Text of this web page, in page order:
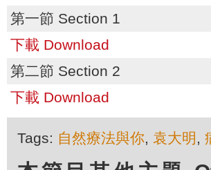
第一節 Section 1
下載 Download
第二節 Section 2
下載 Download
Tags: 自然療法與你, 袁大明 ,